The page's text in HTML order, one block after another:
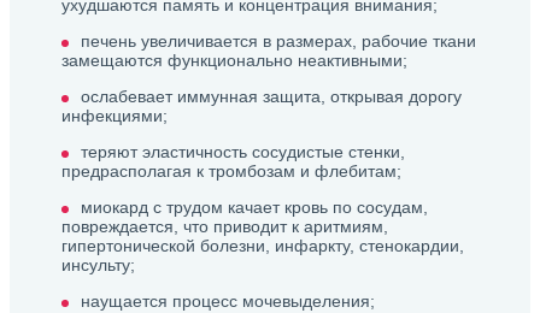
ухудшаются память и концентрация внимания;
печень увеличивается в размерах, рабочие ткани
замещаются функционально неактивными;
ослабевает иммунная защита, открывая дорогу
инфекциями;
теряют эластичность сосудистые стенки,
предрасполагая к тромбозам и флебитам;
миокард с трудом качает кровь по сосудам,
повреждается, что приводит к аритмиям,
гипертонической болезни, инфаркту, стенокардии,
инсульту;
наущается процесс мочевыделения;